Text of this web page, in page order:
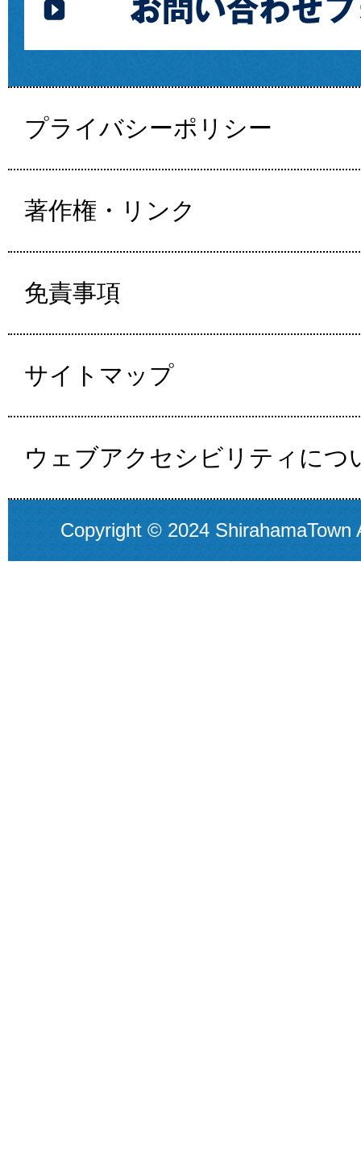
プライバシーポリシー
著作権・リンク
免責事項
サイトマップ
ウェブアクセシビリティにつ
Copyright © 2024 ShirahamaTown